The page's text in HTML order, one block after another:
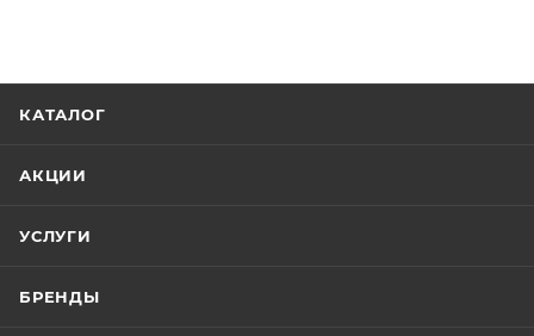
КАТАЛОГ
АКЦИИ
УСЛУГИ
БРЕНДЫ